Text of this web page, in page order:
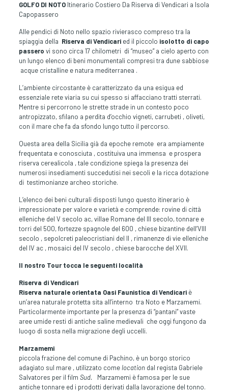
GOLFO DI NOTOItinerario Costiero Da Riserva di Vendicari a Isola
Capopassero
Alle pendici di Noto nello spazio rivierasco compreso tra la
spiaggia della Riserva di Vendicaried il piccolo isolotto di capo
passero vi sono circa 17 chilometri di “museo” a cielo aperto con
un lungo elenco di beni monumentali compresi tra dune sabbiose
acque cristalline e natura mediterranea .
L’ambiente circostante è caratterizzato da una esigua ed
essenziale rete viaria su cui spesso si affacciano tratti sterrati.
Mentre si percorrono le strette strade in un contesto poco
antropizzato, sfilano a perdita d’occhio vigneti, carrubeti , oliveti,
con il mare che fa da sfondo lungo tutto il percorso.
Questa area della Sicilia già da epoche remote era ampiamente
frequentata e conosciuta , costituiva una immensa e prospera
riserva cerealicola , tale condizione spiega la presenza dei
numerosi insediamenti succedutisi nei secoli e la ricca dotazione
di testimonianze archeo storiche.
L’elenco dei beni culturali disposti lungo questo itinerario è
impressionate per valore e varietà e comprende: rovine di città
elleniche del V secolo ac, villae Romane del III secolo, tonnare e
torri del 500, fortezze spagnole del 600 , chiese bizantine dell’VIII
secolo , sepolcreti paleocristiani del II , rimanenze di vie elleniche
del IV ac , mosaici del IV secolo , chiese barocche del XVII.
Il nostro Tour tocca le seguenti località
Riserva di Vendicari
Riserva naturale orientata Oasi Faunistica di Vendicariè
un’area naturale protetta sita all’interno tra Noto e Marzamemi.
Particolarmente importante per la presenza di “pantani” vaste
aree umide resti di antiche saline medievali che oggi fungono da
luogo di sosta nella migrazione degli uccelli.
Marzamemi
piccola frazione del comune di Pachino, è un borgo storico
adagiato sul mare , utilizzato come locationdal regista Gabriele
Salvatores per il film Sud. Marzamemi è famosa per le sue
antiche tonnare ed i prodotti derivati dalla lavorazione del tonno.